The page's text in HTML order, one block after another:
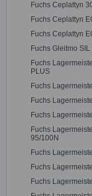
Fuchs Ceplattyn
Fuchs Ceplattyn
Fuchs Ceplattyn
Fuchs Gleitmo SIL
Fuchs
PLUS
Fuchs
Fuchs
Fuchs
Fuchs
95/100N
Fuchs
Fuchs
Fuchs